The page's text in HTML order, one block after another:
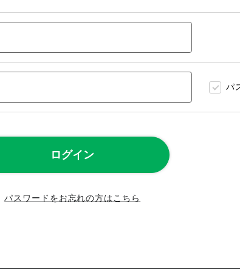
パ
パスワードをお忘れの方はこちら